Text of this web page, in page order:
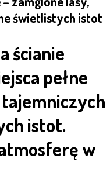
świetlistych istot
ścianie
pełne
istot.
w